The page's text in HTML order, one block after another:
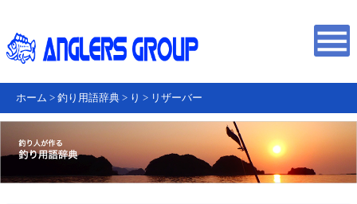
ホーム > 釣り用語辞典 > り > リザーバー